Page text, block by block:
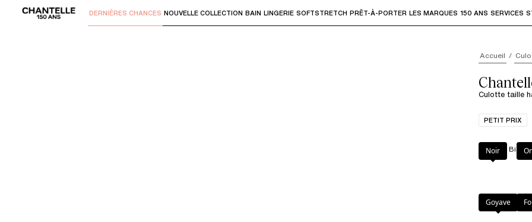
Utilisez "Flèche bas" ou "Entrer" pour accéder aux sous-menus et "Flèche haut" ou "Échap" pour
DERNIÈRES CHANCES NOUVELLE COLLECTION BAIN LINGERIE SOFTSTRETCH PRÊT-À-PORTER LES MARQUES 150 ANS SERVICES
Accueil
Culotte taille
PETIT PRIX
Couleur
Noir
Goyave